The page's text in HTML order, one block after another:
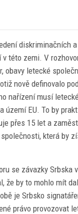
diskriminačních
této zemi. V
letecké
nově definovalo
nařízení musí
území EU. To by
přes 15 let a
která by
se závazky Srbska
že by to mohlo mít
je Srbsko
právo provozovat